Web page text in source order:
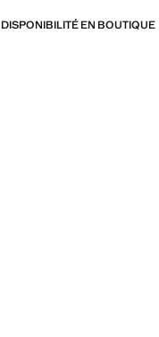
DISPONIBILITÉ EN BOUTIQUE